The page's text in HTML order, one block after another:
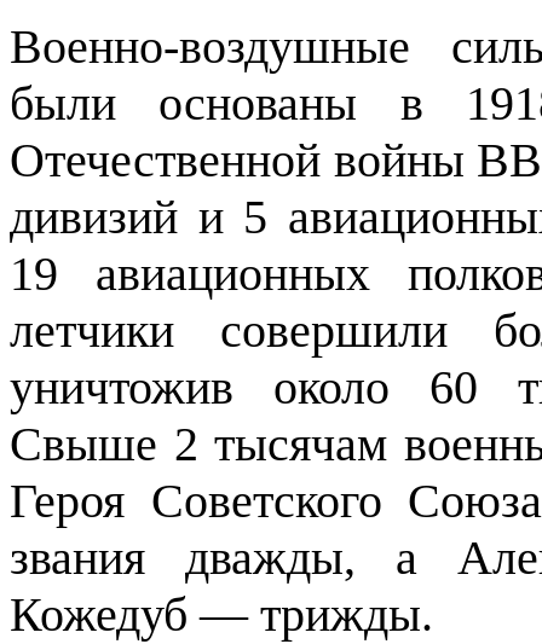
Военно-воздушные
были основаны в
Отечественной войны
дивизий и 5
19 авиационных
летчики совершили
уничтожив около 60
Свыше 2 тысячам
Героя Советского
звания дважды, а
Кожедуб — трижды.